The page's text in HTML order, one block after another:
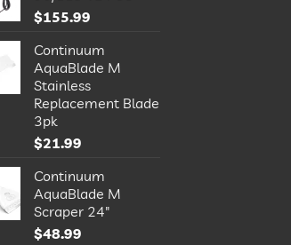
$155.99
Continuum
AquaBlade M
Stainless
Replacement Blade
3pk
$21.99
Continuum
AquaBlade M
Scraper 24"
$48.99